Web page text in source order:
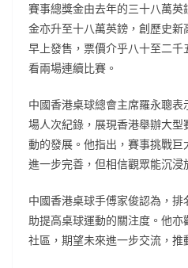
賽事總獎金由去年的三十八萬
金亦升至十八萬英鎊，創歷史新
早上發售，票價介乎八十至二
看兩場連續比賽。
中國香港桌球總會主席羅永聰
場人次紀錄，展現香港舉辦大
動的發展。他指出，賽事挑戰
進一步完善，但相信觀眾能沉浸
中國香港桌球手傅家俊認為，
助提高桌球運動的關注度。他
社區，期望未來進一步交流，推